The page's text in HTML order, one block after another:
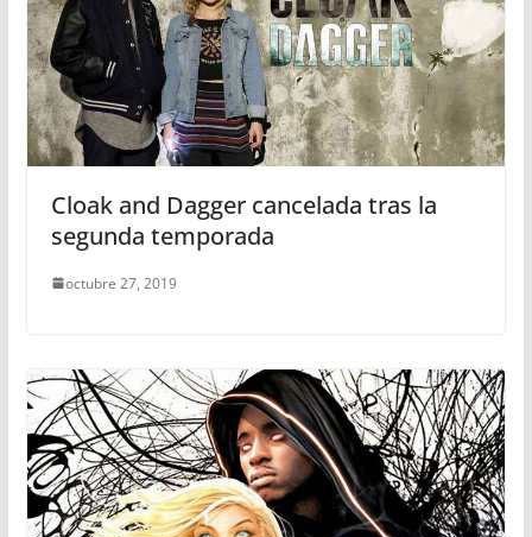
Cloak and Dagger cancelada tras la
segunda temporada
octubre 27, 2019